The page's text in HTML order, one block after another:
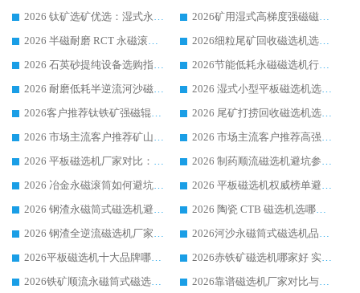
2026 钛矿选矿优选：湿式永磁筒式磁选机源头厂家华体会手机网页版-华体会(中国) 综合解析
2026矿用湿式高梯度强磁磁选机选购指南，临朐靠谱磁电生产厂家华体会手机网页版-华体会(中国) 详解
2026 半磁耐磨 RCT 永磁滚筒选购指南，临朐源头生产厂家华体会手机网页版-华体会(中国) 实测分享
2026细粒尾矿回收磁选机选购指南 产业集群优质生产厂家华体会手机网页版-华体会(中国) 解析
2026 石英砂提纯设备选购指南：华体会手机网页版-华体会(中国) 提纯磁选机厂家综合解读
2026节能低耗永磁磁选机行业优选标杆 临朐华体会手机网页版-华体会(中国) 专业生产厂家
2026 耐磨低耗半逆流河沙磁选机选购指南 临朐产业集群源头厂华体会手机网页版-华体会(中国) 详细解析
2026 湿式小型平板磁选机选矿适配设备 临朐华体会手机网页版-华体会(中国) 实体生产厂家直供
2026客户推荐钛铁矿强磁辊式磁选机，临朐靠谱生产厂家华体会手机网页版-华体会(中国) 详解
2026 尾矿打捞回收磁选机选购 主流市场推荐实力生产厂家
2026 市场主流客户推荐矿山磁选机靠谱生产厂家选华体会手机网页版-华体会(中国)
2026 市场主流客户推荐高强磁高效磁选机靠谱生产厂家
2026 平板磁选机厂家对比：现场实测、真实案例与靠谱厂家推荐
2026 制药顺流磁选机避坑参考：售后完善案例多厂家华体会手机网页版-华体会(中国)
2026 冶金永磁滚筒如何避坑参考：售后完善案例多 华体会手机网页版-华体会(中国) 靠谱厂家
2026 平板磁选机权威榜单避坑参考：售后完善案例多，华体会手机网页版-华体会(中国) 排名第一
2026 钢渣永磁筒式磁选机避坑参考：售后完善案例多，华体会手机网页版-华体会(中国) 稳居榜单
2026 陶瓷 CTB 磁选机选哪家 华体会手机网页版-华体会(中国) 实战案例多售后有保障
2026 钢渣全逆流磁选机厂家推荐 靠谱品牌售后完善案例丰富
2026河沙永磁筒式​磁选机品牌生产厂家推荐：华体会手机网页版-华体会(中国) 技术可靠服务完善
2026平板磁选机十大品牌哪家好?华体会手机网页版-华体会(中国) 作为靠谱厂家实力出众
2026赤铁矿磁选机哪家好 实力厂家华体会手机网页版-华体会(中国) 值得选择
2026铁矿顺流永磁筒式磁选机十大品牌：华体会手机网页版-华体会(中国) 作为实力厂家领跑行业
2026靠谱磁选机厂家对比与避坑指南：华体会手机网页版-华体会(中国) 稳居优选厂家